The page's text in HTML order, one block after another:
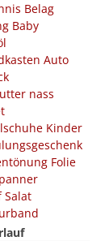
Belag
Baby
Auto
nass
Kinder
Folie
Salat